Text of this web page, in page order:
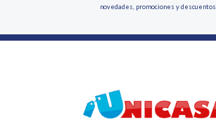
novedades, promociones y descuentos